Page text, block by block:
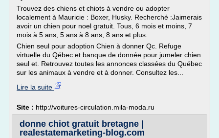
Trouvez des chiens et chiots à vendre ou adopter
localement à Mauricie : Boxer, Husky. Recherché :Jaimerais
avoir un chien pour noel gratuit. Tous, 6 mois et moins, 7
mois à 5 ans, 5 ans à 8 ans, 8 ans et plus.
Chien seul pour adoption Chien à donner Qc. Refuge
virtuelle du Qébec et banque de donnée pour jumeler chien
seul et. Retrouvez toutes les annonces classées du Québec
sur les animaux à vendre et à donner. Consultez les...
Lire la suite
Site : http://voitures-circulation.mila-moda.ru
donne chiot gratuit bretagne |
realestatemarketing-blog.com